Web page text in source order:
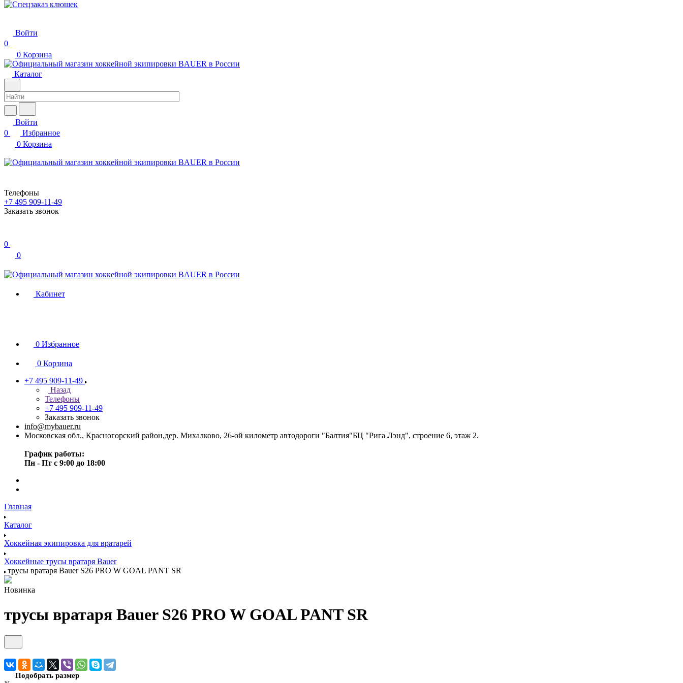
Войти
0
0 Корзина
Каталог
Войти
0
Избранное
0 Корзина
Телефоны
+7 495 909-11-49
Заказать звонок
0
0
Кабинет
0 Избранное
0 Корзина
+7 495 909-11-49
Назад
Телефоны
+7 495 909-11-49
Заказать звонок
info@mybauer.ru
Московская обл., Красногорский район,дер. Михалково, 26-ой километр автодороги "Балтия"БЦ "Рига Лэнд", строение 6, этаж 2.
График работы:
Пн - Пт с 9:00 до 18:00
Главная
Каталог
Хоккейная экипировка для вратарей
Хоккейные трусы вратаря Bauer
трусы вратаря Bauer S26 PRO W GOAL PANT SR
Новинка
трусы вратаря Bauer S26 PRO W GOAL PANT SR
Подобрать размер